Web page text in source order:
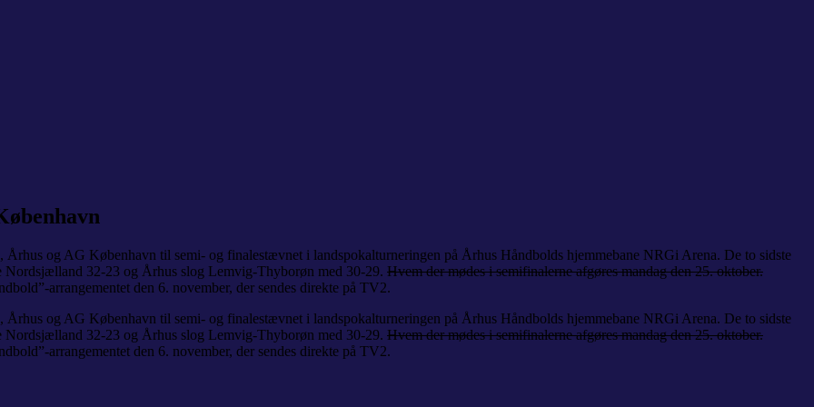
Århus og AG København til semi- og finalestævnet i landspokalturneringen på Århus Håndbolds hjemmebane NRGi Arena. De to sidste
Nordsjælland 32-23 og Århus slog Lemvig-Thyborøn med 30-29. Hvem der mødes i semifinalerne afgøres mandag den 25. oktober.
arrangementet den 6. november, der sendes direkte på TV2.
Århus og AG København til semi- og finalestævnet i landspokalturneringen på Århus Håndbolds hjemmebane NRGi Arena. De to sidste
Nordsjælland 32-23 og Århus slog Lemvig-Thyborøn med 30-29. Hvem der mødes i semifinalerne afgøres mandag den 25. oktober.
arrangementet den 6. november, der sendes direkte på TV2.